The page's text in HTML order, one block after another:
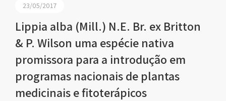
23/05/2017
Lippia alba (Mill.) N.E. Br. ex Britton
& P. Wilson uma espécie nativa
promissora para a introdução em
programas nacionais de plantas
medicinais e fitoterápicos